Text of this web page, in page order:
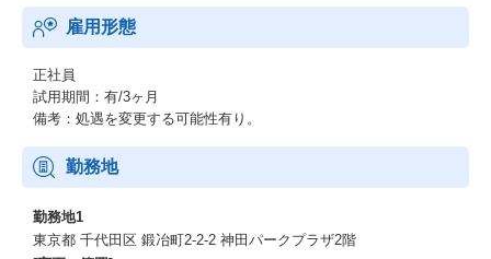
・社内・社外関係者との調整力
・プロジェクトマネジメントスキル
・さまざまな外部パートナー企業をマネジメントしてものづくり
を行う立場のため、クリエイティブに関する幅広い知見やトレン
ド、ネットワークを得ることができる
当社は平均年齢35.1歳と若手が中心に活躍している環境です。
チャレンジできる企業文化の中で、大きな裁量を持って組織開発
まで経験できます。
男女比は男性6：女性4でやや男性が多いですが、女性の活躍を推
進しており、えるぼし認定最高位も取得しております。
雇用形態
正社員
試用期間：有/3ヶ月
備考：処遇を変更する可能性有り。
勤務地
勤務地1
東京都 千代田区 鍛冶町2-2-2 神田パークプラザ2階